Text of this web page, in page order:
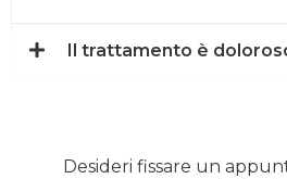
Il trattamento è
Desideri fissare un